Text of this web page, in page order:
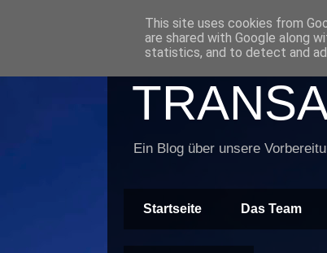
Ein Blog über unsere
Startseite Das Team
This site uses cookies from
are shared with Google along
statistics, and to detect and